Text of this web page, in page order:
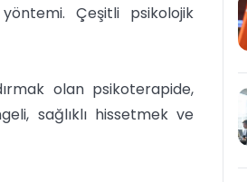
Çeşitli psikolojik
olan psikoterapide,
sağlıklı hissetmek ve